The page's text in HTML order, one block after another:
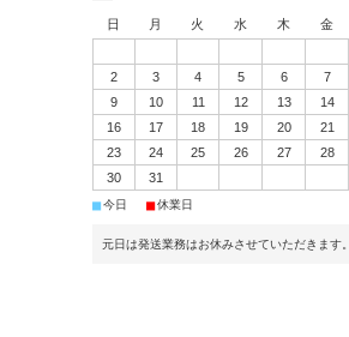
日 月 火 水 木 金
2
3 4 5 6 7
9
10 11 12 13 14
16
17 18 19 20 21
23
24 25 26 27 28
30
31
■今日 ■休業日
元日は発送業務はお休みさせていただきます。